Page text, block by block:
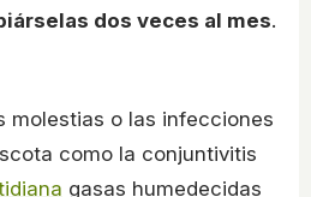
dos veces al mes.
molestias o las infecciones
como la conjuntivitis
gasas humedecidas